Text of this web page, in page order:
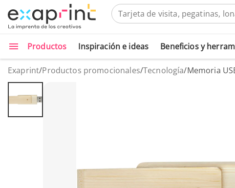
Productos Inspiración e ideas Beneficios y
Exaprint/Productos promocionales/Tecnología/Memoria